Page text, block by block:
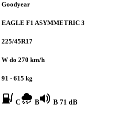
Goodyear
EAGLE F1 ASYMMETRIC 3
225/45R17
W do 270 km/h
91 - 615 kg
C B B 71 dB